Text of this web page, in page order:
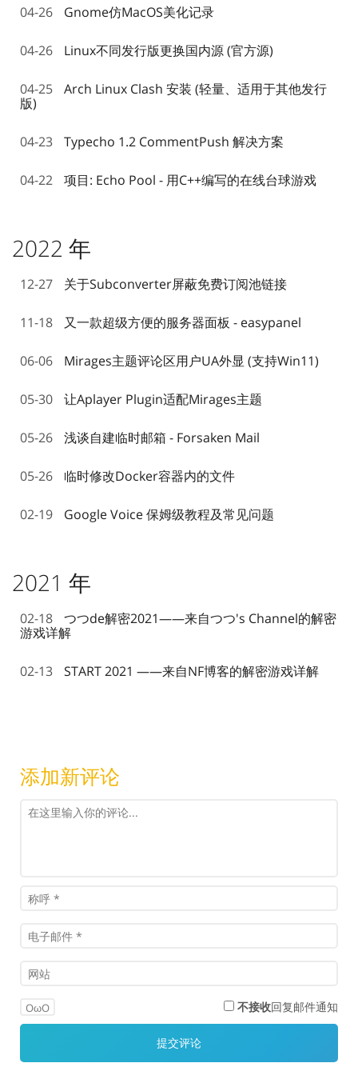
04-26 Gnome仿MacOS美化记录
04-26 Linux不同发行版更换国内源 (官方源)
04-25
Arch Linux Clash 安装 (轻量、适用于其他发行
版)
04-23 Typecho 1.2 CommentPush 解决方案
04-22 项目: Echo Pool - 用C++编写的在线台球游戏
2022 年
12-27 关于Subconverter屏蔽免费订阅池链接
11-18 又一款超级方便的服务器面板 - easypanel
06-06 Mirages主题评论区用户UA外显 (支持Win11)
05-30 让Aplayer Plugin适配Mirages主题
05-26 浅谈自建临时邮箱 - Forsaken Mail
05-26 临时修改Docker容器内的文件
02-19 Google Voice 保姆级教程及常见问题
2021 年
02-18
つつde解密2021——来自つつ's Channel的解密
游戏详解
02-13 START 2021 ——来自NF博客的解密游戏详解
添加新评论
OωO 不接收回复邮件通知